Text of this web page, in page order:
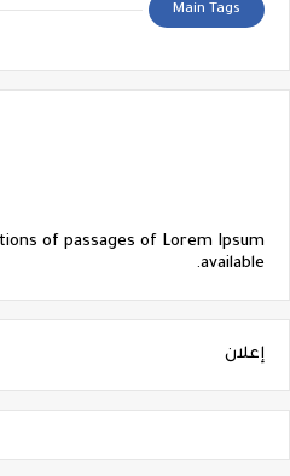
Main Tags
of passages of Lorem Ipsum
available.
إعلان